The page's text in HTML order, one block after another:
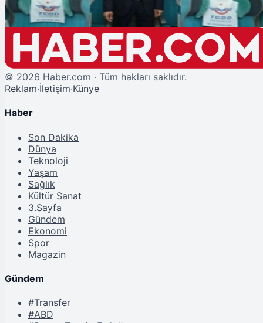
© 2026 Haber.com · Tüm hakları saklıdır.
Reklam·İletişim·Künye
Haber
Son Dakika
Dünya
Teknoloji
Yaşam
Sağlık
Kültür Sanat
3.Sayfa
Gündem
Ekonomi
Spor
Magazin
Gündem
#Transfer
#ABD